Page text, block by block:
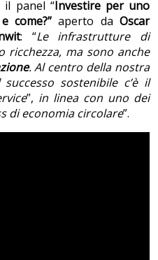
il panel “Investire per uno
come?”aperto daOscar
: “Le infrastrutture di
ricchezza, ma sono anche
. Al centro della nostra
sostenibile c’è il
”, in linea con uno dei
di economia circolare”.